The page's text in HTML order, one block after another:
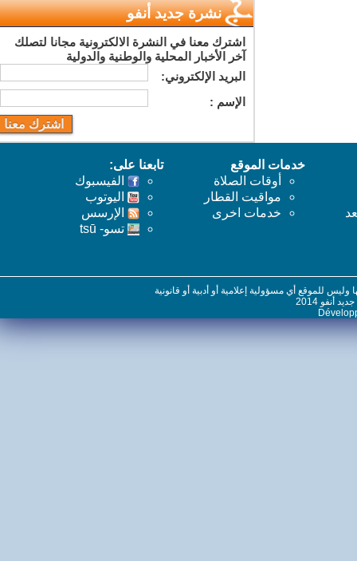
نشرة جديد أنفو
اشترك معنا في النشرة الالكترونية مجانا لتصلك
آخر الأخبار المحلية والوطنية والدولية
البريد اﻹلكتروني:
اﻹسم :
خدمات الموقع
أوقات الصلاة
مواقيت القطار
خدمات اخرى
تابعنا على:
الفيسبوك
اليوتوب
اﻹرسس
تسو- tsū
للموقع أي مسؤولية إعلامية أو أدبية أو قانونية
2014